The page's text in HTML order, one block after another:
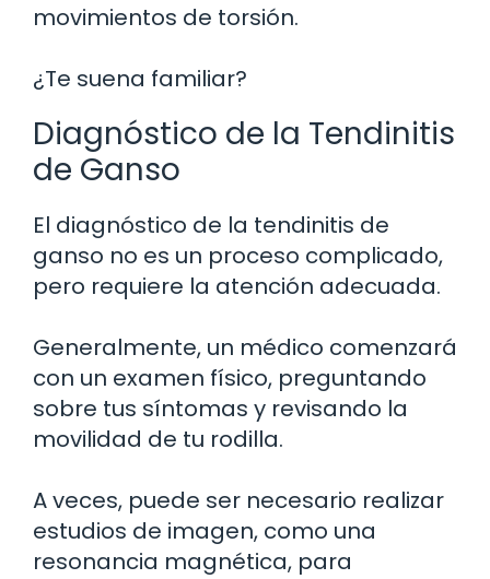
movimientos de torsión.
¿Te suena familiar?
Diagnóstico de la Tendinitis
de Ganso
El diagnóstico de la tendinitis de
ganso no es un proceso complicado,
pero requiere la atención adecuada.
Generalmente, un médico comenzará
con un examen físico, preguntando
sobre tus síntomas y revisando la
movilidad de tu rodilla.
A veces, puede ser necesario realizar
estudios de imagen, como una
resonancia magnética, para